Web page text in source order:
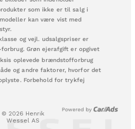
som ikke er til salg i
kan være vist med
og vejl. udsalgspriser er
forbrug. Grøn ejerafgift er opgivet
oplevede brændstofforbrug
og andre faktorer, hvorfor det
Forbehold for trykfej
© 2026 Henrik
Wessel AS